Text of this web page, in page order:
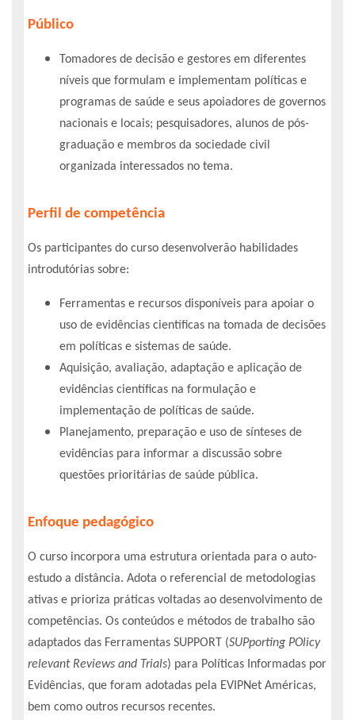
Público
Tomadores de decisão e gestores em diferentes
níveis que formulam e implementam políticas e
programas de saúde e seus apoiadores de governos
nacionais e locais; pesquisadores, alunos de pós-
graduação e membros da sociedade civil
organizada interessados no tema.
Perfil de competência
Os participantes do curso desenvolverão habilidades
introdutórias sobre:
Ferramentas e recursos disponíveis para apoiar o
uso de evidências científicas na tomada de decisões
em políticas e sistemas de saúde.
Aquisição, avaliação, adaptação e aplicação de
evidências científicas na formulação e
implementação de políticas de saúde.
Planejamento, preparação e uso de sínteses de
evidências para informar a discussão sobre
questões prioritárias de saúde pública.
Enfoque pedagógico
O curso incorpora uma estrutura orientada para o auto-
estudo a distância. Adota o referencial de metodologias
ativas e prioriza práticas voltadas ao desenvolvimento de
competências. Os conteúdos e métodos de trabalho são
adaptados das Ferramentas SUPPORT (SUPporting POlicy
relevant Reviews and Trials) para Políticas Informadas por
Evidências, que foram adotadas pela EVIPNet Américas,
bem como outros recursos recentes.